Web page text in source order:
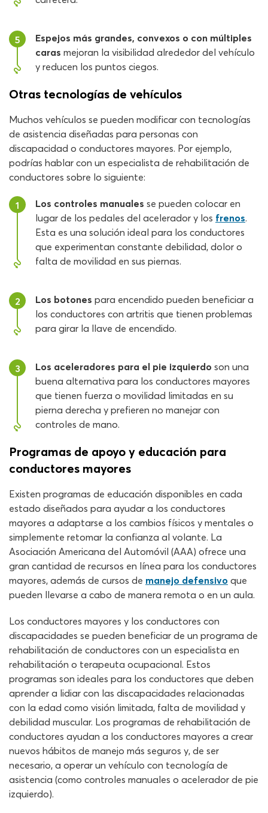
5
Espejos más grandes, convexos o con múltiples
caras mejoran la visibilidad alrededor del vehículo
y reducen los puntos ciegos.
Otras tecnologías de vehículos
Muchos vehículos se pueden modificar con tecnologías
de asistencia diseñadas para personas con
discapacidad o conductores mayores. Por ejemplo,
podrías hablar con un especialista de rehabilitación de
conductores sobre lo siguiente:
1 Los controles manuales se pueden colocar en
lugar de los pedales del acelerador y los frenos.
Esta es una solución ideal para los conductores
que experimentan constante debilidad, dolor o
falta de movilidad en sus piernas.
2 Los botones para encendido pueden beneficiar a
los conductores con artritis que tienen problemas
para girar la llave de encendido.
3 Los aceleradores para el pie izquierdo son una
buena alternativa para los conductores mayores
que tienen fuerza o movilidad limitadas en su
pierna derecha y prefieren no manejar con
controles de mano.
Programas de apoyo y educación para
conductores mayores
Existen programas de educación disponibles en cada
estado diseñados para ayudar a los conductores
mayores a adaptarse a los cambios físicos y mentales o
simplemente retomar la confianza al volante. La
Asociación Americana del Automóvil (AAA) ofrece una
gran cantidad de recursos en línea para los conductores
mayores, además de cursos de manejo defensivo que
pueden llevarse a cabo de manera remota o en un aula.
Los conductores mayores y los conductores con
discapacidades se pueden beneficiar de un programa de
rehabilitación de conductores con un especialista en
rehabilitación o terapeuta ocupacional. Estos
programas son ideales para los conductores que deben
aprender a lidiar con las discapacidades relacionadas
con la edad como visión limitada, falta de movilidad y
debilidad muscular. Los programas de rehabilitación de
conductores ayudan a los conductores mayores a crear
nuevos hábitos de manejo más seguros y, de ser
necesario, a operar un vehículo con tecnología de
asistencia (como controles manuales o acelerador de pie
izquierdo).